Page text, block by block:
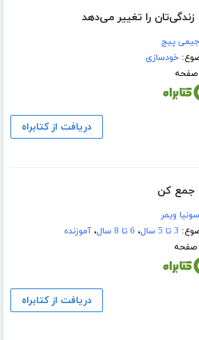
را تغییر می‌دهد
جیمی پیج
خودسازی
دریافت از کتابراه
جمع کن
سونیا ویمر
3 تا 5 سال ، 6 تا 8 سال ،آموزنده
دریافت از کتابراه